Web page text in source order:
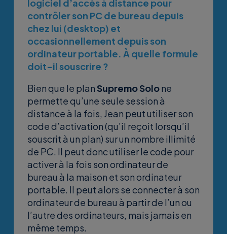
logiciel d’accès à distance pour
contrôler son PC de bureau depuis
chez lui (desktop) et
occasionnellement depuis son
ordinateur portable. À quelle formule
doit-il souscrire ?
Bien que le planSupremo Solone
permette qu’une seule session à
distance à la fois, Jean peut utiliser son
code d’activation (qu’il reçoit lorsqu’il
souscrit à un plan) sur un nombre illimité
de PC. Il peut donc utiliser le code pour
activer à la fois son ordinateur de
bureau à la maison et son ordinateur
portable. Il peut alors se connecter à son
ordinateur de bureau à partir de l’un ou
l’autre des ordinateurs, mais jamais en
même temps.